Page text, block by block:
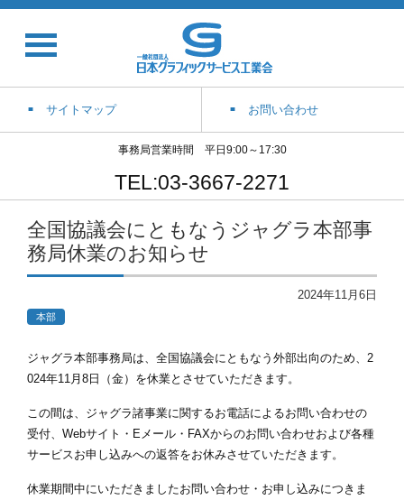
サイトマップ お問い合わせ
事務局営業時間 平日9:00～17:30
TEL:03-3667-2271
全国協議会にともなうジャグラ本部事
務局休業のお知らせ
2024年11月6日
本部
ジャグラ本部事務局は、全国協議会にともなう外部出向のため、2
024年11月8日（金）を休業とさせていただきます。
この間は、ジャグラ諸事業に関するお電話によるお問い合わせの
受付、Webサイト・Eメール・FAXからのお問い合わせおよび各種
サービスお申し込みへの返答をお休みさせていただきます。
休業期間中にいただきましたお問い合わせ・お申し込みにつきま